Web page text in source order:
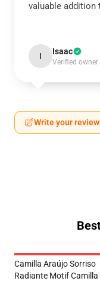
valuable addition
I Isaac
Verified owner
Write your review
Camilla Araújo Sorriso
Radiante Motif